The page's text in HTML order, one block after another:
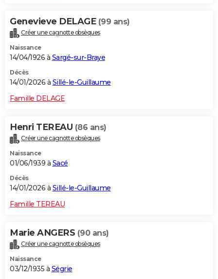
Genevieve DELAGE (99 ans)
Créer une cagnotte obsèques
Naissance
14/04/1926 à Sargé-sur-Braye
Décès
14/01/2026 à Sillé-le-Guillaume
Famille DELAGE
Henri TEREAU (86 ans)
Créer une cagnotte obsèques
Naissance
01/06/1939 à Sacé
Décès
14/01/2026 à Sillé-le-Guillaume
Famille TEREAU
Marie ANGERS (90 ans)
Créer une cagnotte obsèques
Naissance
03/12/1935 à Ségrie